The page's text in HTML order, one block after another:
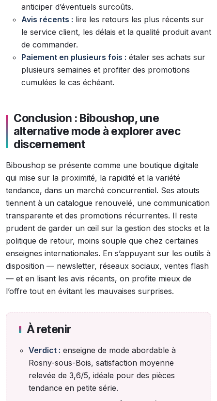
anticiper d’éventuels surcoûts.
Avis récents : lire les retours les plus récents sur
le service client, les délais et la qualité produit avant
de commander.
Paiement en plusieurs fois : étaler ses achats sur
plusieurs semaines et profiter des promotions
cumulées le cas échéant.
Conclusion : Biboushop, une
alternative mode à explorer avec
discernement
Biboushop se présente comme une boutique digitale
qui mise sur la proximité, la rapidité et la variété
tendance, dans un marché concurrentiel. Ses atouts
tiennent à un catalogue renouvelé, une communication
transparente et des promotions récurrentes. Il reste
prudent de garder un œil sur la gestion des stocks et la
politique de retour, moins souple que chez certaines
enseignes internationales. En s’appuyant sur les outils à
disposition — newsletter, réseaux sociaux, ventes flash
— et en lisant les avis récents, on profite mieux de
l’offre tout en évitant les mauvaises surprises.
À retenir
Verdict : enseigne de mode abordable à
Rosny-sous-Bois, satisfaction moyenne
relevée de 3,6/5, idéale pour des pièces
tendance en petite série.